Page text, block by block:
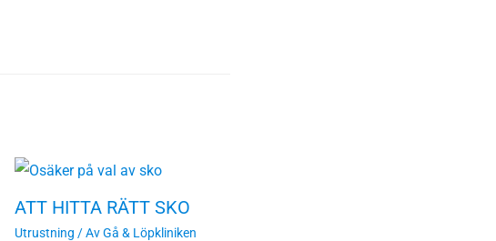
ATT HITTA RÄTT SKO
Utrustning / AvGå & Löpkliniken